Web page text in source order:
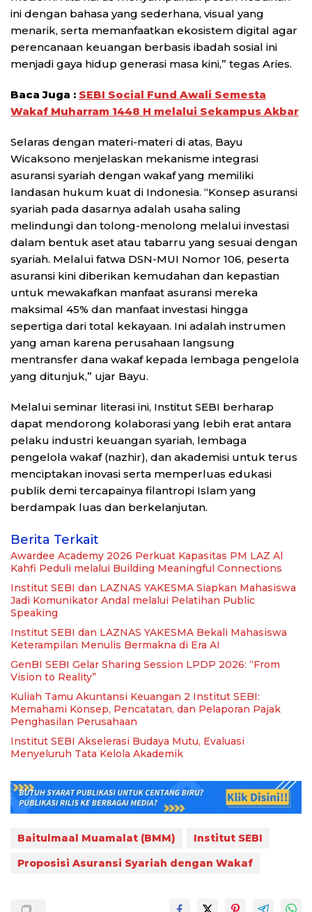
ini dengan bahasa yang sederhana, visual yang
menarik, serta memanfaatkan ekosistem digital agar
perencanaan keuangan berbasis ibadah sosial ini
menjadi gaya hidup generasi masa kini,” tegas Aries.
Baca Juga : SEBI Social Fund Awali Semesta
Wakaf Muharram 1448 H melalui Sekampus Akbar
Selaras dengan materi-materi di atas, Bayu
Wicaksono menjelaskan mekanisme integrasi
asuransi syariah dengan wakaf yang memiliki
landasan hukum kuat di Indonesia. “Konsep asuransi
syariah pada dasarnya adalah usaha saling
melindungi dan tolong-menolong melalui investasi
dalam bentuk aset atau tabarru yang sesuai dengan
syariah. Melalui fatwa DSN-MUI Nomor 106, peserta
asuransi kini diberikan kemudahan dan kepastian
untuk mewakafkan manfaat asuransi mereka
maksimal 45% dan manfaat investasi hingga
sepertiga dari total kekayaan. Ini adalah instrumen
yang aman karena perusahaan langsung
mentransfer dana wakaf kepada lembaga pengelola
yang ditunjuk,” ujar Bayu.
Melalui seminar literasi ini, Institut SEBI berharap
dapat mendorong kolaborasi yang lebih erat antara
pelaku industri keuangan syariah, lembaga
pengelola wakaf (nazhir), dan akademisi untuk terus
menciptakan inovasi serta memperluas edukasi
publik demi tercapainya filantropi Islam yang
berdampak luas dan berkelanjutan.
Berita Terkait
Awardee Academy 2026 Perkuat Kapasitas PM LAZ Al
Kahfi Peduli melalui Building Meaningful Connections
Institut SEBI dan LAZNAS YAKESMA Siapkan Mahasiswa
Jadi Komunikator Andal melalui Pelatihan Public
Institut SEBI dan LAZNAS YAKESMA Bekali Mahasiswa
Keterampilan Menulis Bermakna di Era AI
GenBI SEBI Gelar Sharing Session LPDP 2026: “From
Vision to Reality”
Kuliah Tamu Akuntansi Keuangan 2 Institut SEBI:
Memahami Konsep, Pencatatan, dan Pelaporan Pajak
Penghasilan Perusahaan
Institut SEBI Akselerasi Budaya Mutu, Evaluasi
Menyeluruh Tata Kelola Akademik
Baitulmaal Muamalat (BMM)
Institut SEBI
Proposisi Asuransi Syariah dengan Wakaf